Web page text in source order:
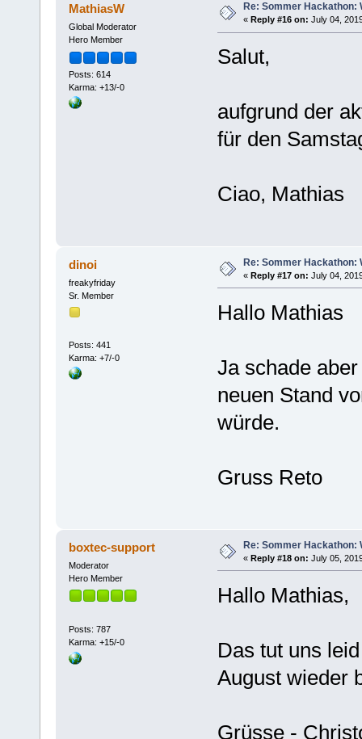
MathiasW
Global Moderator
Hero Member
Posts: 614
Karma: +13/-0
Re: Sommer
« Reply #16 on: July 04,
Salut,
aufgrund der
für den
Ciao, Mathias
dinoi
freakyfriday
Sr. Member
Posts: 441
Karma: +7/-0
Re: Sommer Hackathon:
« Reply #17 on: July 04,
Hallo Mathias
Ja schade
neuen Stand
würde.
Gruss Reto
boxtec-support
Moderator
Hero Member
Posts: 787
Karma: +15/-0
Re: Sommer Hackathon:
« Reply #18 on: July 05,
Hallo Mathias,
Das tut uns
August wieder
Grüsse -